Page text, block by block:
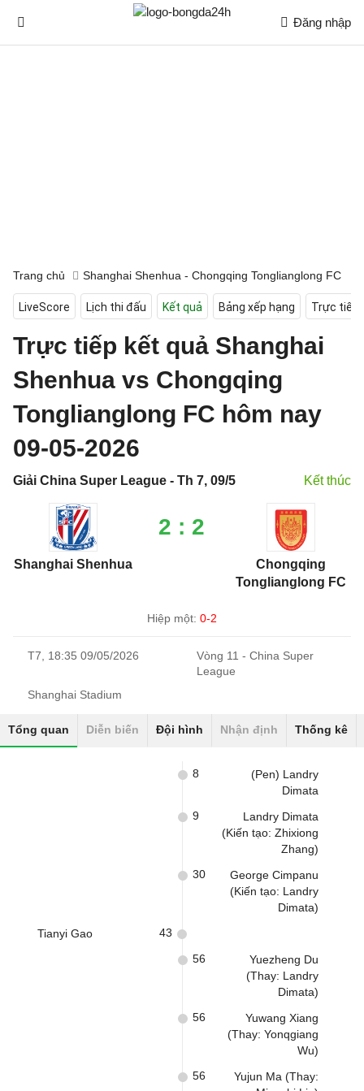
Đăng nhập
Trang chủ Shanghai Shenhua - Chongqing Tonglianglong FC
LiveScore Lịch thi đấu Kết quả Bảng xếp hạng Trực tiếp
Trực tiếp kết quả Shanghai
Shenhua vs Chongqing
Tonglianglong FC hôm nay
09-05-2026
Giải China Super League - Th 7, 09/5 Kết thúc
Shanghai Shenhua
2 : 2
Chongqing
Tonglianglong FC
Hiệp một: 0-2
T7, 18:35 09/05/2026
Vòng 11 - China Super
League
Shanghai Stadium
Tổng quan Diễn biến Đội hình Nhận định Thống kê
(Pen) Landry
Dimata
8
Landry Dimata
(Kiến tạo: Zhixiong
Zhang)
9
George Cimpanu
(Kiến tạo: Landry
Dimata)
30
Tianyi Gao 43
Yuezheng Du
(Thay: Landry
Dimata)
56
Yuwang Xiang
(Thay: Yonqgiang
Wu)
56
Yujun Ma (Thay:
56